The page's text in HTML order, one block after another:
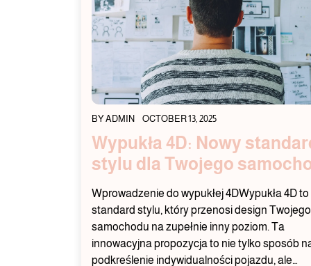
BYADMIN OCTOBER 13, 2025
Wypukła 4D: Nowy
stylu dla Twojego
Wprowadzenie do wypukłej 4DWypukła 4D
standard stylu, który przenosi design Twojego
samochodu na zupełnie inny poziom. Ta
innowacyjna propozycja to nie tylko sposób
podkreślenie indywidualności pojazdu, ale…